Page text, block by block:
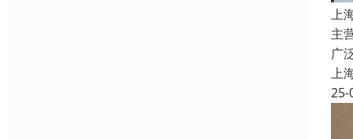
上
主
广
上
25-